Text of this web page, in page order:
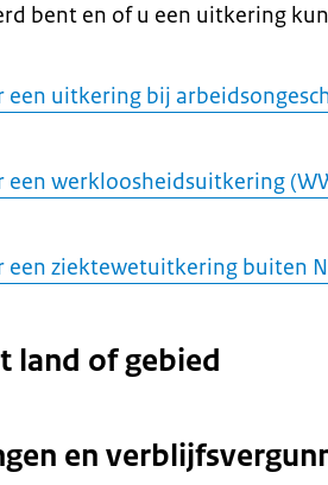
bent en of u een uitkering
een uitkering bij
een werkloosheidsuitkering
een ziektewetuitkering buiten
land of gebied
en